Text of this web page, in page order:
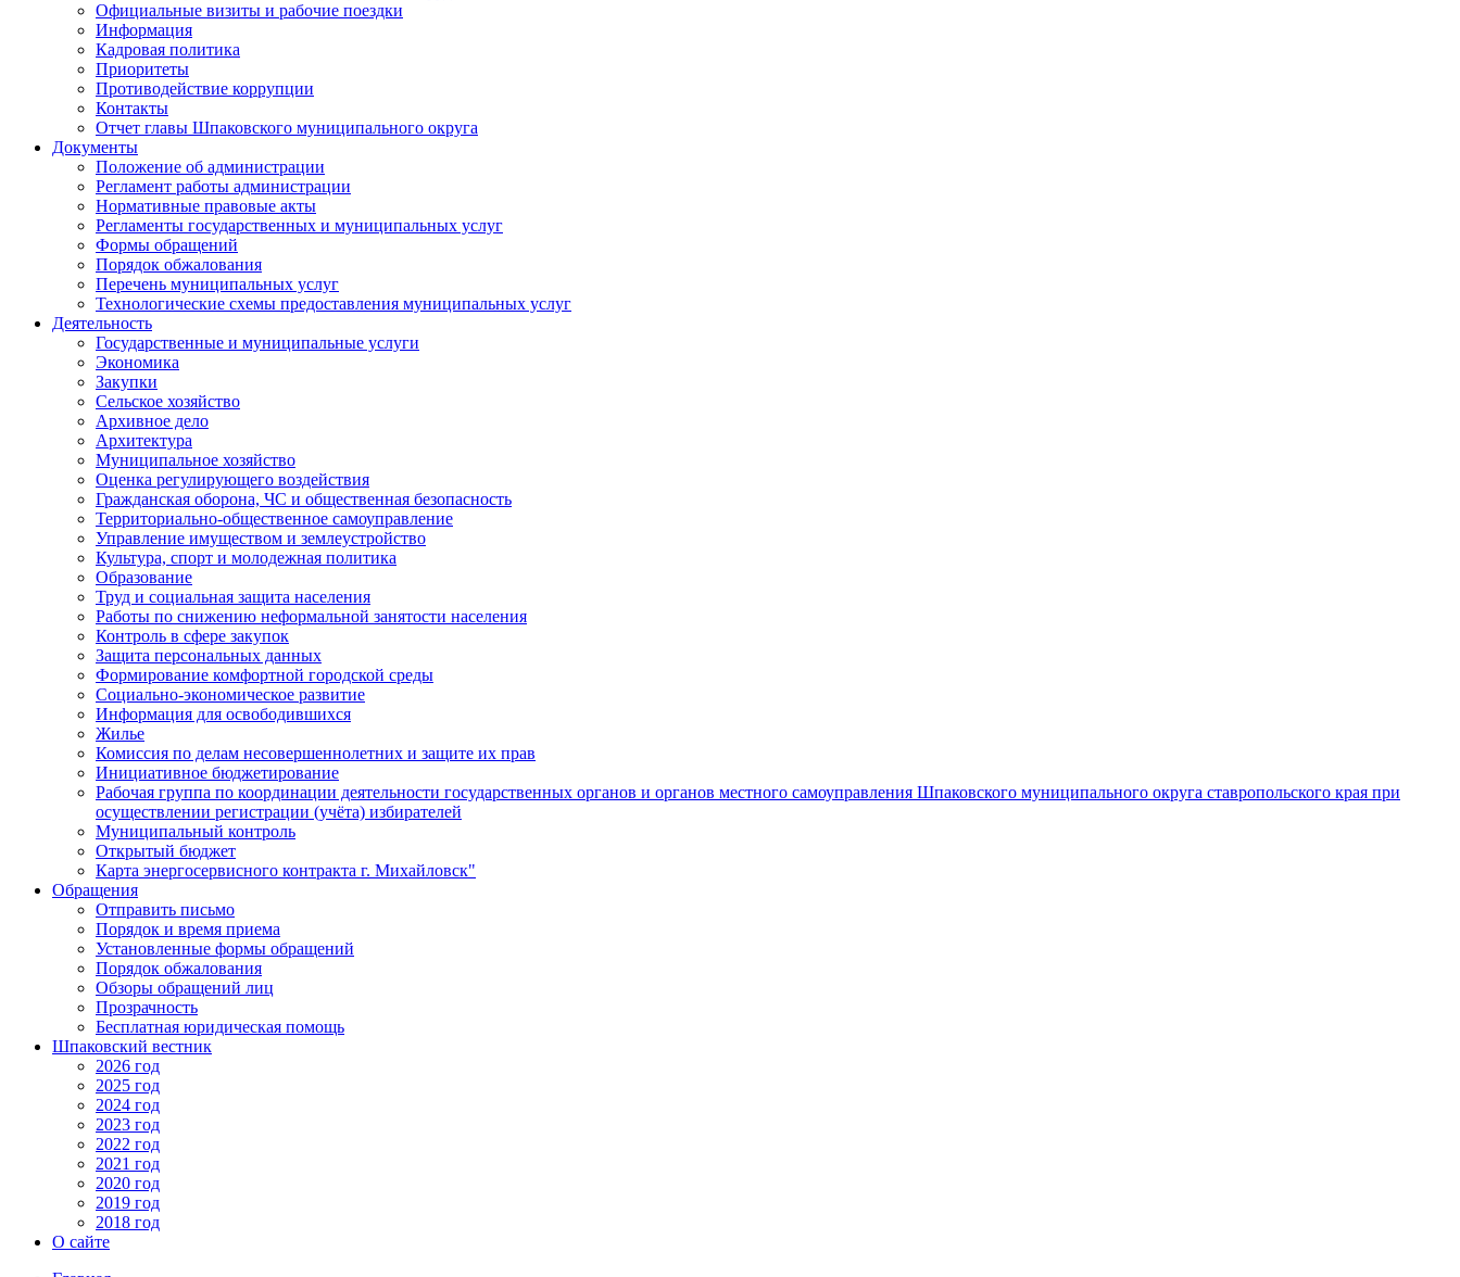
Официальные визиты и рабочие поездки
Информация
Кадровая политика
Приоритеты
Противодействие коррупции
Контакты
Отчет главы Шпаковского муниципального округа
Документы
Положение об администрации
Регламент работы администрации
Нормативные правовые акты
Регламенты государственных и муниципальных услуг
Формы обращений
Порядок обжалования
Перечень муниципальных услуг
Технологические схемы предоставления муниципальных услуг
Деятельность
Государственные и муниципальные услуги
Экономика
Закупки
Сельское хозяйство
Архивное дело
Архитектура
Муниципальное хозяйство
Оценка регулирующего воздействия
Гражданская оборона, ЧС и общественная безопасность
Территориально-общественное самоуправление
Управление имуществом и землеустройство
Культура, спорт и молодежная политика
Образование
Труд и социальная защита населения
Работы по снижению неформальной занятости населения
Контроль в сфере закупок
Защита персональных данных
Формирование комфортной городской среды
Социально-экономическое развитие
Информация для освободившихся
Жилье
Комиссия по делам несовершеннолетних и защите их прав
Инициативное бюджетирование
Рабочая группа по координации деятельности государственных органов и органов местного самоуправления Шпаковского муниципального округа ставропольского края при
осуществлении регистрации (учёта) избирателей
Муниципальный контроль
Открытый бюджет
Карта энергосервисного контракта г. Михайловск"
Обращения
Отправить письмо
Порядок и время приема
Установленные формы обращений
Порядок обжалования
Обзоры обращений лиц
Прозрачность
Бесплатная юридическая помощь
Шпаковский вестник
2026 год
2025 год
2024 год
2023 год
2022 год
2021 год
2020 год
2019 год
2018 год
О сайте